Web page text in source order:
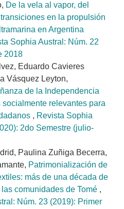
De la vela al vapor, del
en la propulsión
en Argentina
Sophia Austral: Núm. 22
2018
Eduardo Cavieres
Vásquez Leyton,
de la Independencia
relevantes para
, Revista Sophia
2do Semestre (julio-
Paulina Zuñiga Becerra,
Patrimonialización de
más de una década de
comunidades de Tomé ,
Núm. 23 (2019): Primer